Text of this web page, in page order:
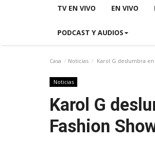
TV EN VIVO EN VIVO
PODCAST Y AUDIOS
Casa Noticias Karol G deslumbra en
Noticias
Karol G
Fashion